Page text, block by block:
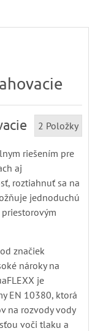
2 Položky
riešením pre
aj
roztiahnuť sa na
jednoduchú
značiek
nároky na
je
EN 10380, ktorá
na rozvody vody
voči tlaku a